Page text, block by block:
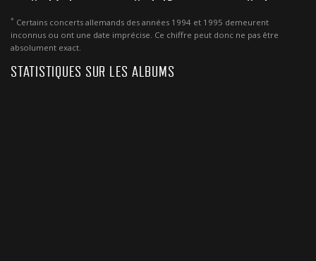
* Certains concerts allemands des années 1994 et 1995 demeurent
inconnus ou ont une date imprécise. Ce chiffre peut donc ne pas être
absolument exact.
STATISTIQUES SUR LES ALBUMS